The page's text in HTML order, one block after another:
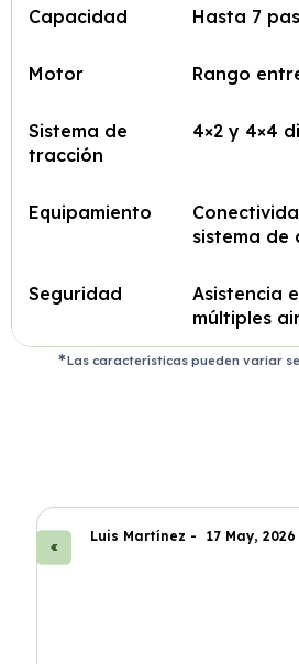
Capacidad Hasta 7
Motor Rango
Sistema de
tracción
4×2 y 4×4
Equipamiento
sistema de
Seguridad
Asistencia
múltiples
Las características pueden variar
Luis Martínez - 17 May, 2026